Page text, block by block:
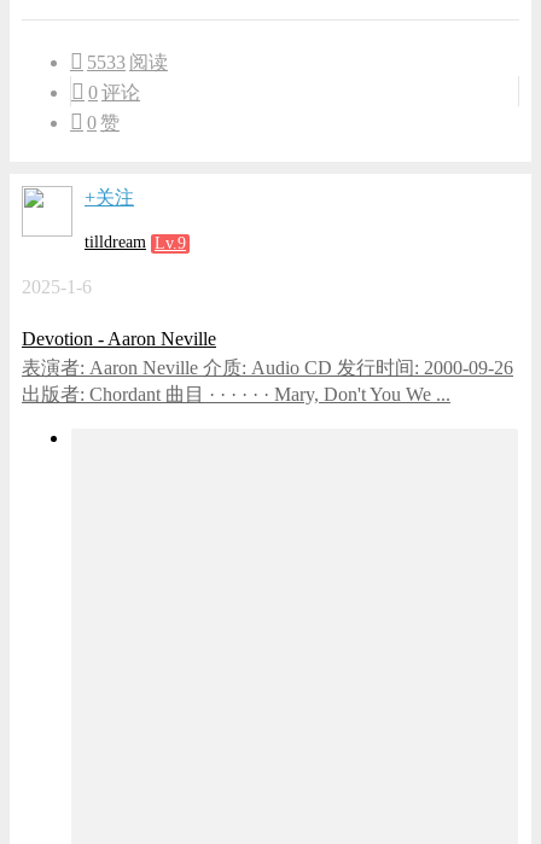
5533 阅读
0评论
0赞
+关注
tilldream Lv.9
2025-1-6
Devotion - Aaron Neville
表演者: Aaron Neville 介质: Audio CD 发行时间: 2000-09-26
出版者: Chordant 曲目 · · · · · · Mary, Don't You We ...